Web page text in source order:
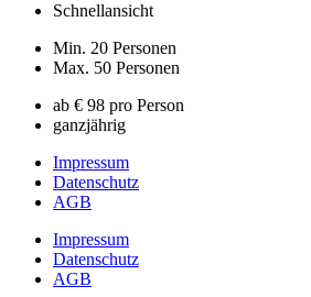
Schnellansicht
Min. 20 Personen
Max. 50 Personen
ab € 98 pro Person
ganzjährig
Impressum
Datenschutz
AGB
Impressum
Datenschutz
AGB